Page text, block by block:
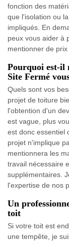
fonction des
que l'isolation ou
impliqués. En
peux vous aider à
mentionner de prix
Pourquoi est-il
Site Fermé
Quels sont vos
projet de toiture
l'obtention d'un
est vague, plus
est donc essentiel
projet n'implique
mentionnera les
travail nécessaire
supplémentaires.
l'expertise de nos
Un
toit
Si votre toit est
une tempête, je